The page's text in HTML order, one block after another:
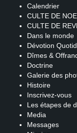
Calendrier
CULTE DE
CULTE DE
Dans le monde
Dévotion
Dîmes &
Doctrine
Galerie des
Histoire
Inscrivez-vous
Les étapes de
Media
Messages